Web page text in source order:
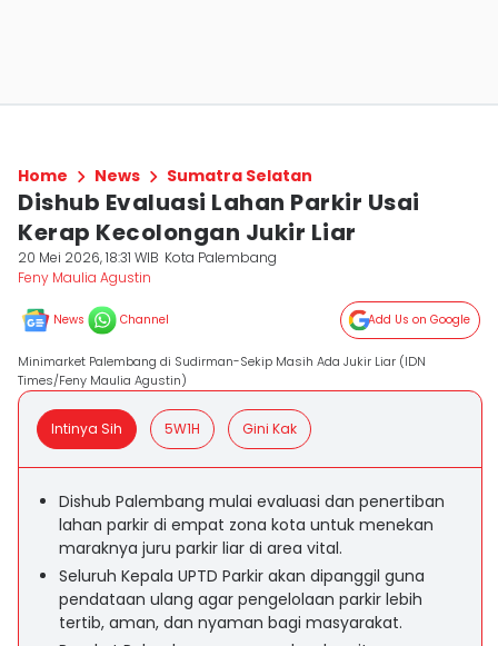
Home News Sumatra Selatan
Dishub Evaluasi Lahan Parkir Usai
Kerap Kecolongan Jukir Liar
20 Mei 2026, 18:31 WIB Kota Palembang
Feny Maulia Agustin
News Channel Add Us on Google
Minimarket Palembang di Sudirman-Sekip Masih Ada Jukir Liar (IDN
Times/Feny Maulia Agustin)
Intinya Sih 5W1H Gini Kak
Dishub Palembang mulai evaluasi dan penertiban
lahan parkir di empat zona kota untuk menekan
maraknya juru parkir liar di area vital.
Seluruh Kepala UPTD Parkir akan dipanggil guna
pendataan ulang agar pengelolaan parkir lebih
tertib, aman, dan nyaman bagi masyarakat.